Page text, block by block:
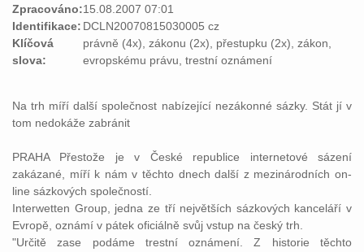
Zpracováno:15.08.2007 07:01
Identifikace: DCLN20070815030005 cz
Klíčová
slova:
právně (4x), zákonu (2x), přestupku (2x), zákon,
evropskému právu, trestní oznámení
Na trh míří další společnost nabízející nezákonné sázky. Stát jí v
tom nedokáže zabránit
PRAHA Přestože je v České republice internetové sázení
zakázané, míří k nám v těchto dnech další z mezinárodních on-
line sázkových společností.
Interwetten Group, jedna ze tří největších sázkových kanceláří v
Evropě, oznámí v pátek oficiálně svůj vstup na český trh.
"Určitě zase podáme trestní oznámení . Z historie těchto